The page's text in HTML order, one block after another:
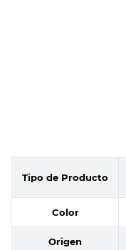
Tipo de Producto
Color
Origen